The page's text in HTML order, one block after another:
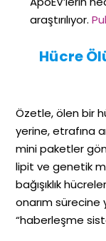
araştırılıyor.
Hücre
Özetle, ölen bir
yerine, etrafına
mini paketler
lipit ve genetik
bağışıklık
onarım sürecine
“haberleşme